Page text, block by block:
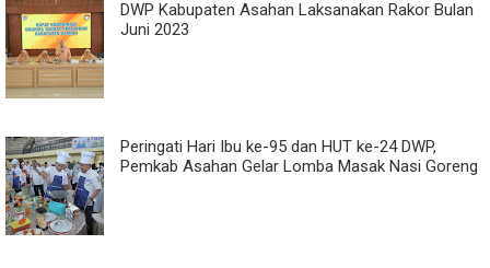
DWP Kabupaten Asahan Laksanakan Rakor Bulan
Juni 2023
Peringati Hari Ibu ke-95 dan HUT ke-24 DWP,
Pemkab Asahan Gelar Lomba Masak Nasi Goreng